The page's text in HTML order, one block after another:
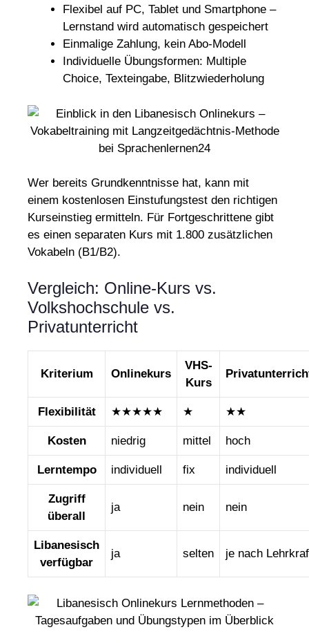
Flexibel auf PC, Tablet und Smartphone –
Lernstand wird automatisch gespeichert
Einmalige Zahlung, kein Abo-Modell
Individuelle Übungsformen: Multiple
Choice, Texteingabe, Blitzwiederholung
Wer bereits Grundkenntnisse hat, kann mit
einem kostenlosen Einstufungstest den richtigen
Kurseinstieg ermitteln. Für Fortgeschrittene gibt
es einen separaten Kurs mit 1.800 zusätzlichen
Vokabeln (B1/B2).
Vergleich: Online-Kurs vs.
Volkshochschule vs.
Privatunterricht
Kriterium Onlinekurs
VHS-
Kurs
Flexibilität ★★★★★ ★ ★★
Kosten niedrig mittel hoch
Lerntempo individuell fix individuell
Zugriff
überall
ja nein nein
Libanesisch
verfügbar
ja selten je nach